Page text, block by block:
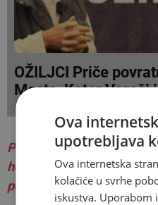
OŽILJCI Priče
Mosta, Kotor Varoši
Pri preuzimanju teksta,
hercegovina.info i autora
poveznicu na autorski
Ova
upotrebljava
Ova internetska
kolačiće u svrhe
iskustva. Uporabom